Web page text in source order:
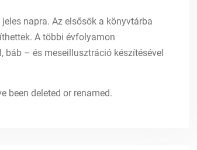
napra. Az elsősök a könyvtárba
A többi évfolyamon
báb – és meseillusztráció készítésével
been deleted or renamed.